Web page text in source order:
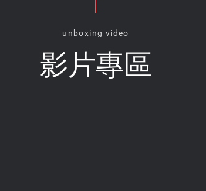
unboxing video
影片專區